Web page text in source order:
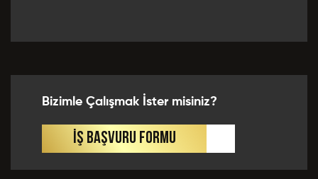
Bizimle Çalışmak İster misiniz?
İŞ BAŞVURU FORMU
Eklemek İstedikleriniz *